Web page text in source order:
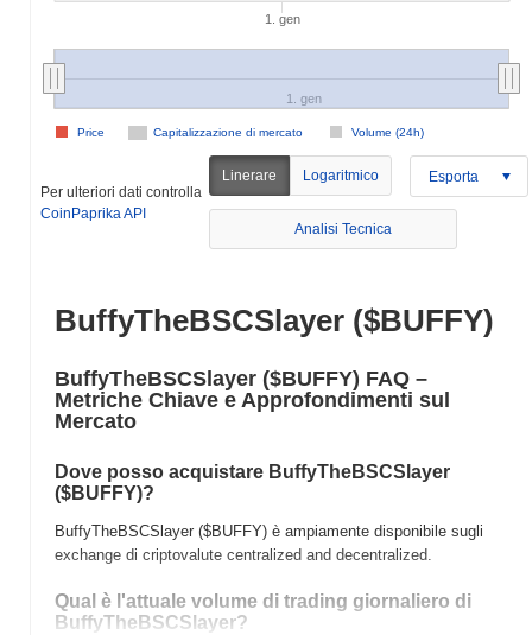
1. gen
Capitalizzazione di mercato Volume (24h)
Price
1. gen
Per ulteriori dati controlla
CoinPaprika API
Linerare Logaritmico Esporta
Analisi Tecnica
BuffyTheBSCSlayer ($BUFFY)
BuffyTheBSCSlayer ($BUFFY) FAQ –
Metriche Chiave e Approfondimenti sul
Mercato
Dove posso acquistare BuffyTheBSCSlayer
($BUFFY)?
BuffyTheBSCSlayer ($BUFFY) è ampiamente disponibile sugli
exchange di criptovalute centralized and decentralized.
Qual è l'attuale volume di trading giornaliero di
BuffyTheBSCSlayer?